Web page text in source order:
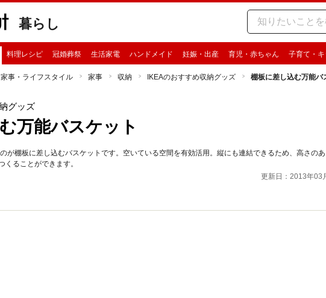
暮らし
料理レシピ 冠婚葬祭 生活家電 ハンドメイド 妊娠・出産 育児・赤ちゃん 子育て・
家事・ライフスタイル 家事 収納 IKEAのおすすめ収納グッズ 棚板に差し込む万能バ
グッズ
万能バスケット
が棚板に差し込むバスケットです。空いている空間を有効活用。縦にも連結できるため、高さの
くることができます。
更新日：2013年03